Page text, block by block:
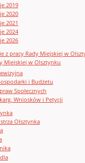
2019
2020
2021
2024
2026
z pracy Rady Miejskiej w
Miejskiej w Olsztynku
i Budżetu
Społecznych
Wniosków i Petycji
Olsztynka